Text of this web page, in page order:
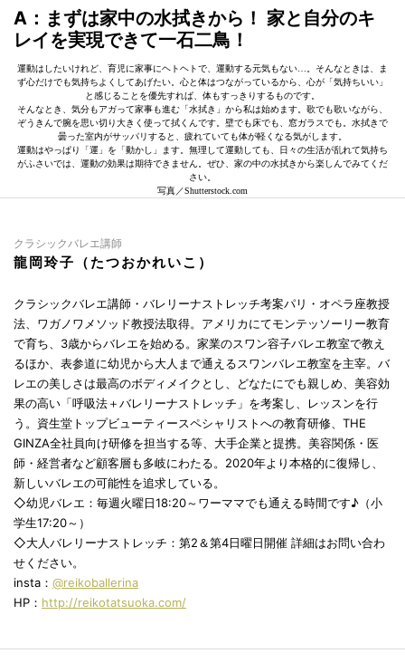
A：まずは家中の水拭きから！ 家と自分のキ
レイを実現できて一石二鳥！
運動はしたいけれど、育児に家事にヘトヘトで、運動する元気もない…。そんなときは、ま
ず心だけでも気持ちよくしてあげたい。心と体はつながっているから、心が「気持ちいい」
と感じることを優先すれば、体もすっきりするものです。
そんなとき、気分もアガって家事も進む「水拭き」から私は始めます。歌でも歌いながら、
ぞうきんで腕を思い切り大きく使って拭くんです。壁でも床でも、窓ガラスでも。水拭きで
曇った室内がサッパリすると、疲れていても体が軽くなる気がします。
運動はやっぱり「運」を「動かし」ます。無理して運動しても、日々の生活が乱れて気持ち
がふさいでは、運動の効果は期待できません。ぜひ、家の中の水拭きから楽しんでみてくだ
さい。
写真／Shutterstock.com
クラシックバレエ講師
龍岡玲子（たつおかれいこ）
クラシックバレエ講師・バレリーナストレッチ考案パリ・オペラ座教授
法、ワガノワメソッド教授法取得。アメリカにてモンテッソーリー教育
で育ち、3歳からバレエを始める。家業のスワン容子バレエ教室で教え
るほか、表参道に幼児から大人まで通えるスワンバレエ教室を主宰。バ
レエの美しさは最高のボディメイクとし、どなたにでも親しめ、美容効
果の高い「呼吸法＋バレリーナストレッチ」を考案し、レッスンを行
う。資生堂トップビューティースペシャリストへの教育研修、THE
GINZA全社員向け研修を担当する等、大手企業と提携。美容関係・医
師・経営者など顧客層も多岐にわたる。2020年より本格的に復帰し、
新しいバレエの可能性を追求している。
◇幼児バレエ：毎週火曜日18:20～ワーママでも通える時間です♪（小
学生17:20～）
◇大人バレリーナストレッチ：第2＆第4日曜日開催 詳細はお問い合わ
せください。
insta： @reikoballerina
HP： http://reikotatsuoka.com/